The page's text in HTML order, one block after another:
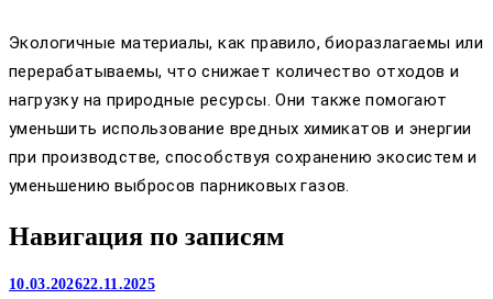
Экологичные материалы, как правило, биоразлагаемы или
перерабатываемы, что снижает количество отходов и
нагрузку на природные ресурсы. Они также помогают
уменьшить использование вредных химикатов и энергии
при производстве, способствуя сохранению экосистем и
уменьшению выбросов парниковых газов.
Навигация по записям
10.03.202622.11.2025